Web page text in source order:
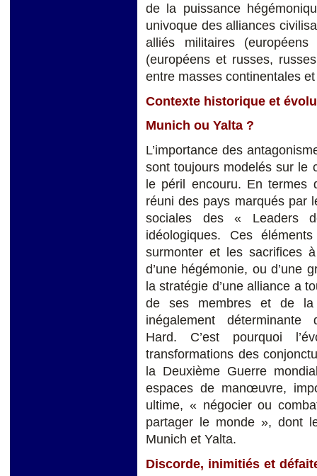
de la puissance
univoque des alliances
alliés militaires
(européens et russes,
entre masses continentales
Contexte historique et
Munich ou Yalta ?
L’importance des
sont toujours modelés sur le
le péril encouru. En termes
réuni des pays marqués par
sociales des « Leaders
idéologiques. Ces
surmonter et les sacrifices
d’une hégémonie, ou d’une
la stratégie d’une alliance a
de ses membres et de la
inégalement
Hard. C’est pourquoi
transformations des
la Deuxième Guerre
espaces de manœuvre,
ultime, « négocier ou
partager le monde », dont
Munich et Yalta.
Discorde, inimitiés et